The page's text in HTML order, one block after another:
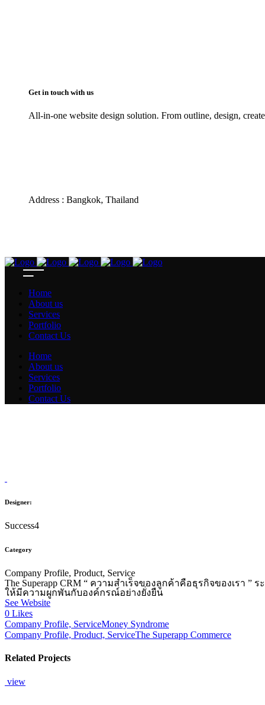
Get in touch with us
All-in-one website design solution. From outline, design,
Address : Bangkok, Thailand
Home
About us
Services
Portfolio
Contact Us
Home
About us
Services
Portfolio
Contact Us
Designer:
Success4
Category
Company Profile, Product, Service
The Superapp CRM “ ความสำเร็จของลูกค้าคือธุรกิจของเรา
ให้มีความผูกพันกับองค์กรณ์อย่างยั่งยืน
See Website
0 Likes
Company Profile, ServiceMoney Syndrome
Company Profile, Product, ServiceThe Superapp Commerce
Related Projects
view